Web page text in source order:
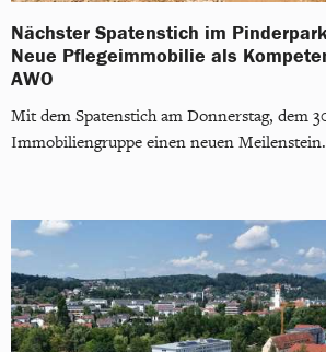
Nächster Spatenstich im
Neue Pflegeimmobilie als
AWO
Mit dem Spatenstich am Donnerstag, dem
Immobiliengruppe einen neuen